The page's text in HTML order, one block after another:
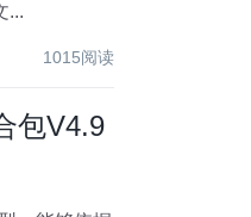
...
1015阅读
包V4.9